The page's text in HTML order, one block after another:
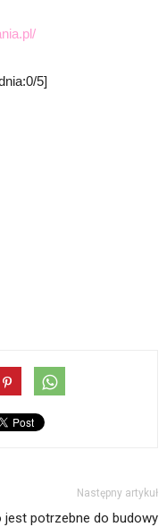
5]
Następny artykuł
jest potrzebne do budowy